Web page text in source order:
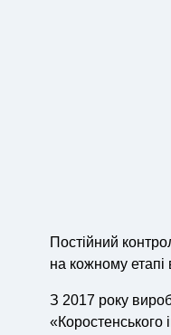
Постійний
на кожному етапі
З 2017 року
«Коростенського